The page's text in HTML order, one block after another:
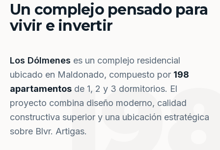
Un complejo pensado para
vivir e invertir
Los Dólmenes es un complejo residencial
ubicado en Maldonado, compuesto por 198
apartamentos de 1, 2 y 3 dormitorios. El
proyecto combina diseño moderno, calidad
constructiva superior y una ubicación estratégica
sobre Blvr. Artigas.